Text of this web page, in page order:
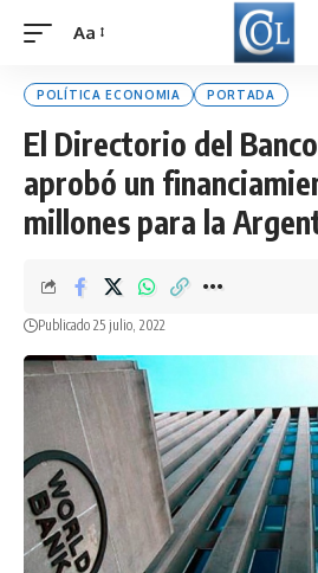
Font
Aa
POLÍTICA ECONOMIA PORTADA
El Directorio del
aprobó un
millones para la
Publicado 25 julio, 2022